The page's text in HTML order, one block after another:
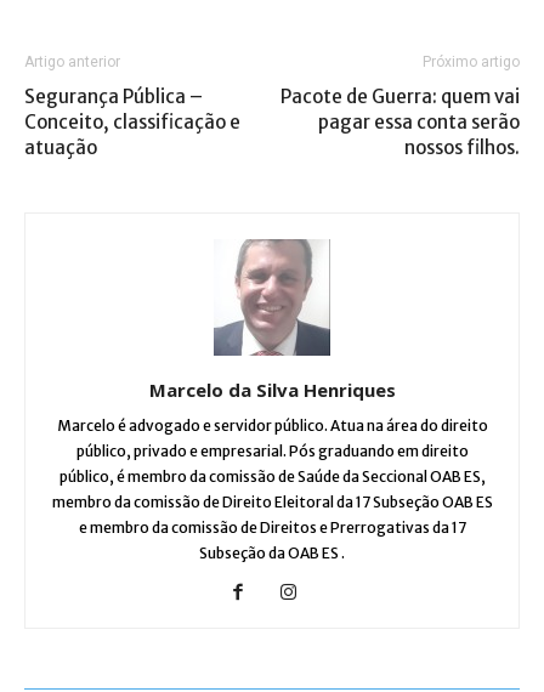
Artigo anterior
Segurança Pública –
Conceito, classificação e
atuação
Próximo artigo
Pacote de Guerra: quem vai
pagar essa conta serão
nossos filhos.
Marcelo da Silva Henriques
Marcelo é advogado e servidor público. Atua na área do direito
público, privado e empresarial. Pós graduando em direito
público, é membro da comissão de Saúde da Seccional OAB ES,
membro da comissão de Direito Eleitoral da 17 Subseção OAB ES
e membro da comissão de Direitos e Prerrogativas da 17
Subseção da OAB ES .